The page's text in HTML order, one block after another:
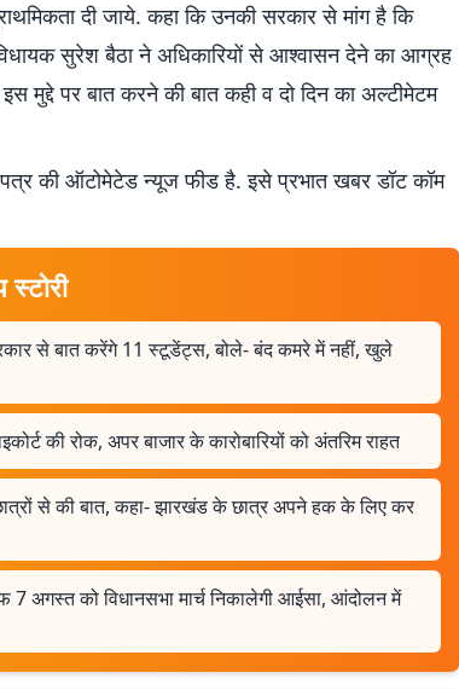
दी जाये. कहा कि उनकी सरकार से मांग है कि
सुरेश बैठा ने अधिकारियों से आश्वासन देने का आग्रह
मुद्दे पर बात करने की बात कही व दो दिन का अल्टीमेटम
की ऑटोमेटेड न्यूज फीड है. इसे प्रभात खबर डॉट कॉम
से बात करेंगे 11 स्टूडेंट्स, बोले- बंद कमरे में नहीं, खुले
की रोक, अपर बाजार के कारोबारियों को अंतरिम राहत
से की बात, कहा- झारखंड के छात्र अपने हक के लिए कर
7 अगस्त को विधानसभा मार्च निकालेगी आईसा, आंदोलन में